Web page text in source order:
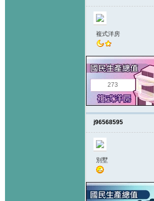
複式洋房
273
j96568595
別墅